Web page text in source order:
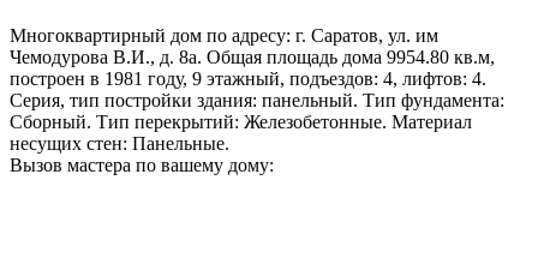
Многоквартирный дом по адресу: г. Саратов, ул. им
Чемодурова В.И., д. 8а. Общая площадь дома 9954.80 кв.м,
построен в 1981 году, 9 этажный, подъездов: 4, лифтов: 4.
Серия, тип постройки здания: панельный. Тип фундамента:
Сборный. Тип перекрытий: Железобетонные. Материал
несущих стен: Панельные.
Вызов мастера по вашему дому: